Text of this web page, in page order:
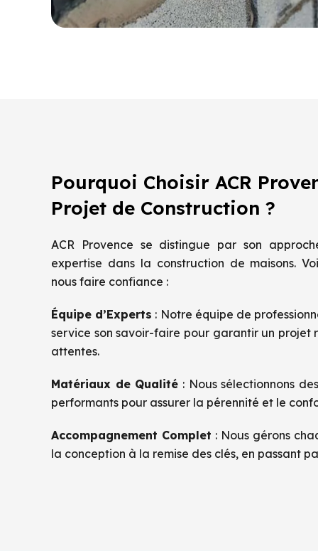
Pourquoi Choisir ACR
Projet de Construction ?
ACR Provence se distingue par son
expertise dans la construction de maisons.
nous faire confiance :
Équipe d’Experts : Notre équipe de
service son savoir-faire pour garantir un projet
attentes.
Matériaux de Qualité : Nous sélectionnons
performants pour assurer la pérennité et le
Accompagnement Complet : Nous gérons
la conception à la remise des clés, en passant